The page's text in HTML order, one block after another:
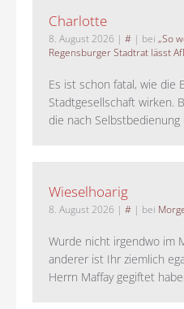
Charlotte
8. August 2026 | # | bei „So
Regensburger Stadtrat lässt
Es ist schon fatal, wie die
Stadtgesellschaft wirken.
die nach
Wieselhoarig
8. August 2026 | # | bei
Wurde nicht irgendwo im
anderer ist Ihr ziemlich
Herrn Maffay gegiftet